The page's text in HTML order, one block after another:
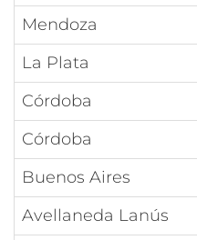
Mendoza
La Plata
Córdoba
Córdoba
Buenos Aires
Avellaneda Lanús